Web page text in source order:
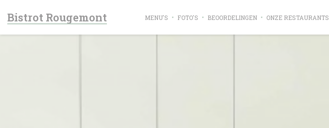
Bistrot Rougemont MENU'S FOTO'S BEOORDELINGEN ONZE RESTAURANTS